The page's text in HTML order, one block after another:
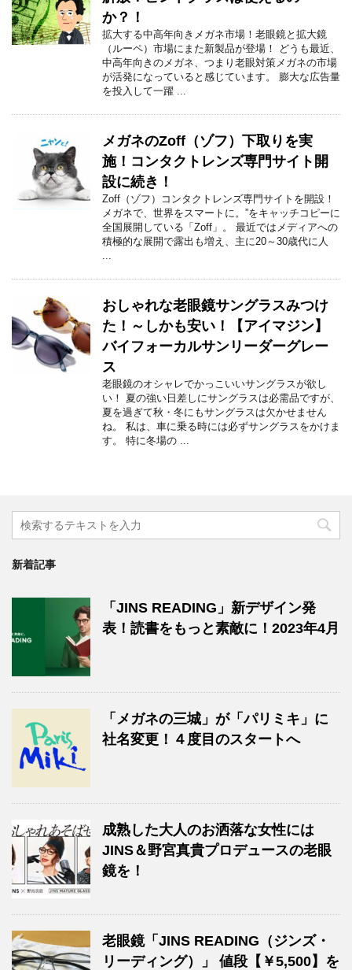
か？！
拡大する中高年向きメガネ市場！老眼鏡と拡大鏡
（ルーペ）市場にまた新製品が登場！ どうも最近、
中高年向きのメガネ、つまり老眼対策メガネの市場
が活発になっていると感じています。 膨大な広告量
を投入して一躍 ...
メガネのZoff（ゾフ）下取りを実
施！コンタクトレンズ専門サイト開
設に続き！
Zoff（ゾフ）コンタクトレンズ専門サイトを開設！
メガネで、世界をスマートに。”をキャッチコピーに
全国展開している「Zoff」。 最近ではメディアへの
積極的な展開で露出も増え、主に20～30歳代に人
...
おしゃれな老眼鏡サングラスみつけ
た！～しかも安い！【アイマジン】
バイフォーカルサンリーダーグレー
ス
老眼鏡のオシャレでかっこいいサングラスが欲し
い！ 夏の強い日差しにサングラスは必需品ですが、
夏を過ぎて秋・冬にもサングラスは欠かせません
ね。 私は、車に乗る時には必ずサングラスをかけま
す。 特に冬場の ...
新着記事
「JINS READING」新デザイン発
表！読書をもっと素敵に！2023年4月
「メガネの三城」が「パリミキ」に
社名変更！４度目のスタートへ
成熟した大人のお洒落な女性には
JINS＆野宮真貴プロデュースの老眼
鏡を！
老眼鏡「JINS READING（ジンズ・
リーディング）」 値段【￥5,500】を